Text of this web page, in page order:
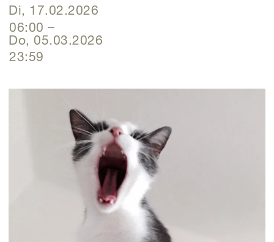
Di, 17.02.2026
06:00 –
Do, 05.03.2026
23:59